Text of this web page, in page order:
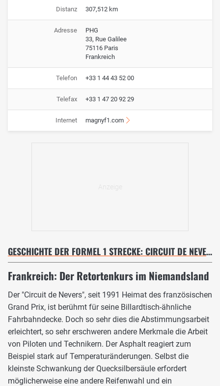
Distanz 307,512 km
Adresse
PHG
33, Rue Galilee
75116 Paris
Frankreich
Telefon +33 1 44 43 52 00
Telefax +33 1 47 20 92 29
Internet magnyf1.com
GESCHICHTE DER FORMEL 1 STRECKE: CIRCUIT DE NEVERS MAGNY-COURS
Frankreich: Der Retortenkurs im Niemandsland
Der "Circuit de Nevers", seit 1991 Heimat des französischen
Grand Prix, ist berühmt für seine Billardtisch-ähnliche
Fahrbahndecke. Doch so sehr dies die Abstimmungsarbeit
erleichtert, so sehr erschweren andere Merkmale die Arbeit
von Piloten und Technikern. Der Asphalt reagiert zum
Beispiel stark auf Temperaturänderungen. Selbst die
kleinste Schwankung der Quecksilbersäule erfordert
möglicherweise eine andere Reifenwahl und ein